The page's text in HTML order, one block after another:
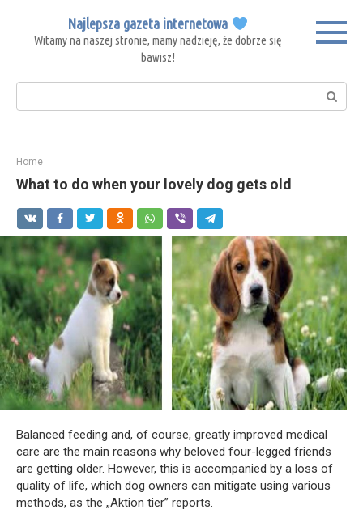
content
Najlepsza gazeta internetowa
Witamy na naszej stronie, mamy nadzieję, że dobrze się
bawisz!
Search:
Home
What to do when your lovely dog gets old
Balanced feeding and, of course, greatly improved medical
care are the main reasons why beloved four-legged friends
are getting older. However, this is accompanied by a loss of
quality of life, which dog owners can mitigate using various
methods, as the „Aktion tier” reports.